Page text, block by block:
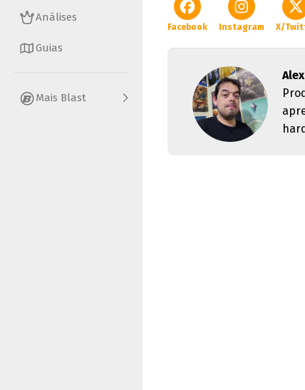
Análises
Guias
Mais Blast
Facebook Instagram X/